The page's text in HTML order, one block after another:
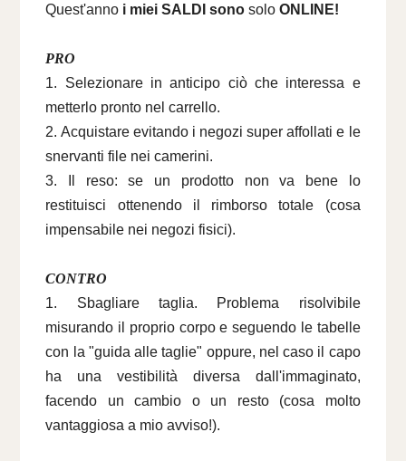
Quest'anno i miei SALDI sonosolo ONLINE!
PRO
1. Selezionare in anticipo ciò che interessa e
metterlo pronto nel carrello.
2. Acquistare evitando i negozi super affollati e le
snervanti file nei camerini.
3. Il reso: se un prodotto non va bene lo
restituisci ottenendo il rimborso totale (cosa
impensabile nei negozi fisici).
CONTRO
1. Sbagliare taglia. Problema risolvibile
misurando il proprio corpo e seguendo le tabelle
con la "guida alle taglie" oppure, nel caso il capo
ha una vestibilità diversa dall'immaginato,
facendo un cambio o un resto (cosa molto
vantaggiosa a mio avviso!).